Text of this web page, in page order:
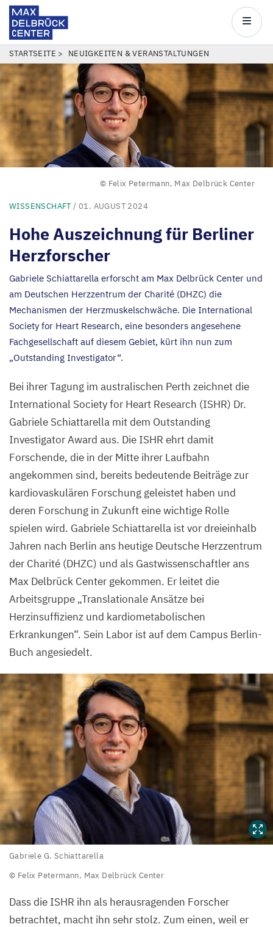
Direkt
zum
Inhalt
Center
Main
PFADNAVIGATION
STARTSEITE NEUIGKEITEN & VERANSTALTUNGEN
© Felix Petermann, Max Delbrück Center
WISSENSCHAFT/ 01. AUGUST 2024
Hohe Auszeichnung für Berliner
Herzforscher
Gabriele Schiattarella erforscht am Max Delbrück Center und
am Deutschen Herzzentrum der Charité (DHZC) die
Mechanismen der Herzmuskelschwäche. Die International
Society for Heart Research, eine besonders angesehene
Fachgesellschaft auf diesem Gebiet, kürt ihn nun zum
„Outstanding Investigator“.
Bei ihrer Tagung im australischen Perth zeichnet die
International Society for Heart Research (ISHR) Dr.
Gabriele Schiattarella mit dem Outstanding
Investigator Award aus. Die ISHR ehrt damit
Forschende, die in der Mitte ihrer Laufbahn
angekommen sind, bereits bedeutende Beiträge zur
kardiovaskulären Forschung geleistet haben und
deren Forschung in Zukunft eine wichtige Rolle
spielen wird. Gabriele Schiattarella ist vor dreieinhalb
Jahren nach Berlin ans heutige Deutsche Herzzentrum
der Charité (DHZC) und als Gastwissenschaftler ans
Max Delbrück Center gekommen. Er leitet die
Arbeitsgruppe „Translationale Ansätze bei
Herzinsuffizienz und kardiometabolischen
Erkrankungen“. Sein Labor ist auf dem Campus Berlin-
Buch angesiedelt.
Gabriele
G.
Gabriele G. Schiattarella
© Felix Petermann, Max Delbrück Center
Dass die ISHR ihn als herausragenden Forscher
betrachtet, macht ihn sehr stolz. Zum einen, weil er